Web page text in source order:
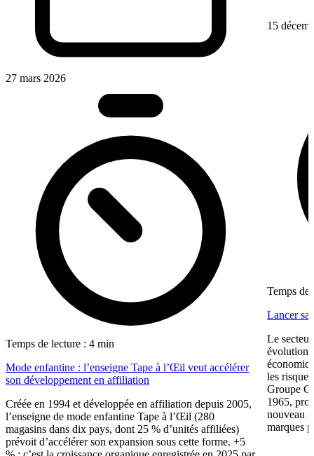
27 mars 2026
Temps de lecture : 4 min
Mode enfantine : l’enseigne Tape à l’Œil veut accélérer
son développement en affiliation
Créée en 1994 et développée en affiliation depuis 2005,
l’enseigne de mode enfantine Tape à l’Œil (280
magasins dans dix pays, dont 25 % d’unités affiliées)
prévoit d’accélérer son expansion sous cette forme. +5
15
Temps de
Lancer sa
Le
évolution
les
Groupe
1965,
nouveau
marques